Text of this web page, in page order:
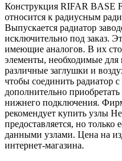
Конструкция RIFAR BASE
относится к радиусным
Выпускается радиатор
исключительно под заказ.
имеющие аналогов. В их
элементы, необходимые для
различные заглушки и
чтобы соединить радиатор
дополнительно
нижнего подключения.
рекомендует купить узлы
предоставляется, но
данными узлами. Цена на
интернет-магазина.